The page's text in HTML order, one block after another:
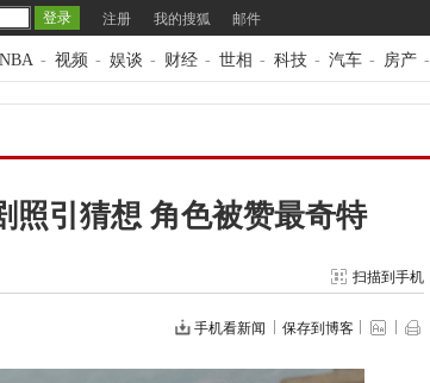
注册 我的搜狐 邮件
NBA - 视频 - 娱谈 - 财经 - 世相 - 科技 - 汽车 - 房产 -
照引猜想 角色被赞最奇特
扫描到手机
手机看新闻 保存到博客